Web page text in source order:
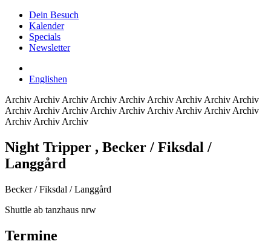
Dein Besuch
Kalender
Specials
Newsletter
Englishen
Archiv Archiv Archiv Archiv Archiv Archiv Archiv Archiv Archiv
Archiv Archiv Archiv Archiv Archiv Archiv Archiv Archiv Archiv
Archiv Archiv Archiv
Night Tripper , Becker / Fiksdal /
Langgård
Becker / Fiksdal / Langgård
Shuttle ab tanzhaus nrw
Termine